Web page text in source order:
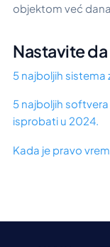
objektom već
Nastavite
5 najboljih sistema
5 najboljih
isprobati u 2024.
Kada je pravo